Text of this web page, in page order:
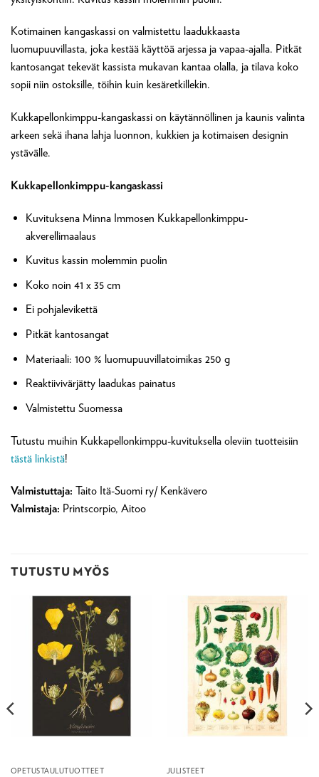
Kotimainen kangaskassi on valmistettu laadukkaasta
luomupuuvillasta, joka kestää käyttöä arjessa ja vapaa-ajalla. Pitkät
kantosangat tekevät kassista mukavan kantaa olalla, ja tilava koko
sopii niin ostoksille, töihin kuin kesäretkillekin.
Kukkapellonkimppu-kangaskassi on käytännöllinen ja kaunis valinta
arkeen sekä ihana lahja luonnon, kukkien ja kotimaisen designin
ystävälle.
Kukkapellonkimppu-kangaskassi
Kuvituksena Minna Immosen Kukkapellonkimppu-
akverellimaalaus
Kuvitus kassin molemmin puolin
Koko noin 41 x 35 cm
Ei pohjalevikettä
Pitkät kantosangat
Materiaali: 100 % luomupuuvillatoimikas 250 g
Reaktiivivärjätty laadukas painatus
Valmistettu Suomessa
Tutustu muihin Kukkapellonkimppu-kuvituksella oleviin tuotteisiin
tästä linkistä!
Valmistuttaja: Taito Itä-Suomi ry/ Kenkävero
Valmistaja: Printscorpio, Aitoo
TUTUSTU MYÖS
OPETUSTAULUTUOTTEET JULISTEET